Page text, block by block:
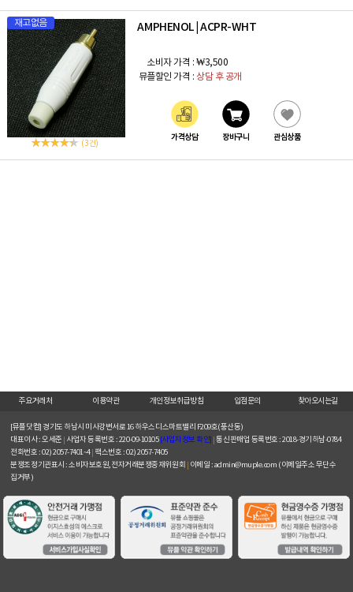
재고없음
(3 건)
AMPHENOL ACPR-WHT
소비자 가격 : ₩3,500
뮤플할인 가격 : 상담 후 공개
가격상담 장바구니 관심상품
주요거래처 이용약관 개인정보취급방침 입점문의 찾아오시는길
[뮤플닷컴] 경기도 하남시 미사강변서로 16 하우스디스마트밸리 F209호(풍산동)
대표이사 : 오세준
사업자 등록번호 : 220-09-10105 [사업자정보 확인]
통신판매업 등록번호 : 2018-경기하남-0784
전화번호 : 02) 2057-7401~4 팩스번호 : 02) 2057-7405
분쟁조정기관표시 : 소비자보호원, 전자거래분쟁중재위원회
이메일 : admin@muple.com (이메일주소 무단수
집거부)